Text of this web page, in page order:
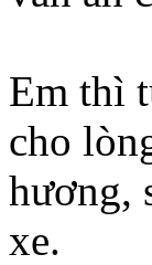
Em thì
cho
hương,
xe.